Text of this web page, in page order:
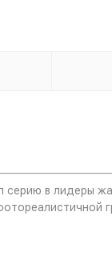
серию в лидеры